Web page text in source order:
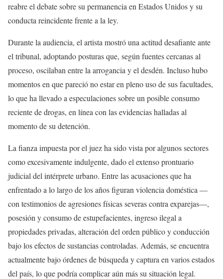
reabre el debate sobre su permanencia en Estados Unidos y su
conducta reincidente frente a la ley.
Durante la audiencia, el artista mostró una actitud desafiante ante
el tribunal, adoptando posturas que, según fuentes cercanas al
proceso, oscilaban entre la arrogancia y el desdén. Incluso hubo
momentos en que pareció no estar en pleno uso de sus facultades,
lo que ha llevado a especulaciones sobre un posible consumo
reciente de drogas, en línea con las evidencias halladas al
momento de su detención.
La fianza impuesta por el juez ha sido vista por algunos sectores
como excesivamente indulgente, dado el extenso prontuario
judicial del intérprete urbano. Entre las acusaciones que ha
enfrentado a lo largo de los años figuran violencia doméstica —
con testimonios de agresiones físicas severas contra exparejas—,
posesión y consumo de estupefacientes, ingreso ilegal a
propiedades privadas, alteración del orden público y conducción
bajo los efectos de sustancias controladas. Además, se encuentra
actualmente bajo órdenes de búsqueda y captura en varios estados
del país, lo que podría complicar aún más su situación legal.